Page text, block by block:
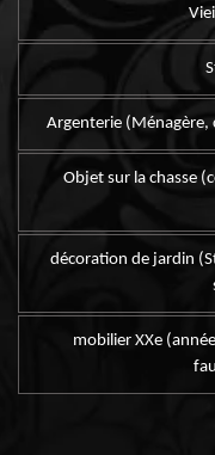
Argenterie (Ménagère,
Objet sur la chasse
décoration de jardin
mobilier XXe